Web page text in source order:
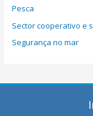
Pesca
Sector cooperativo e
Segurança no mar